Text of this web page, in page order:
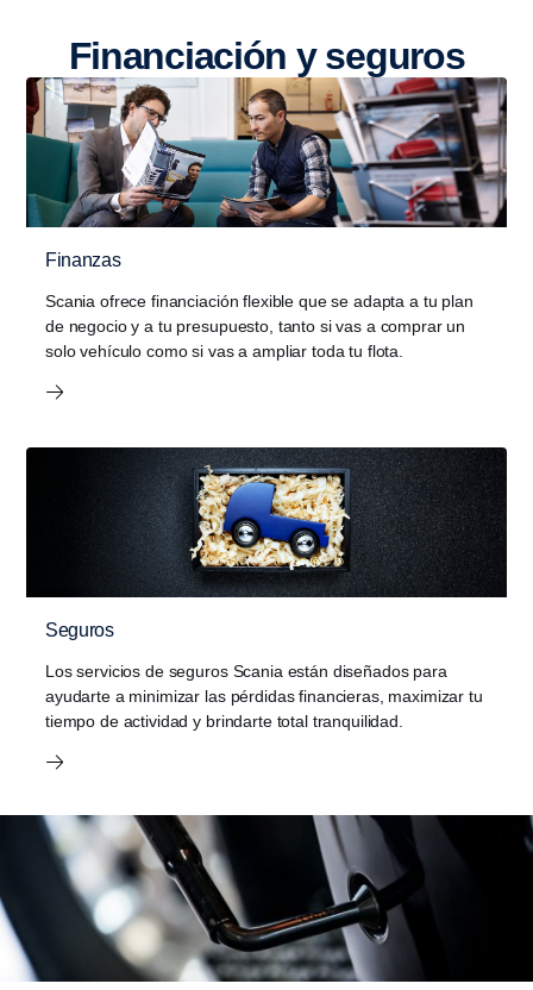
Finan­cia­ción y seguros
Finanzas
Scania ofrece financiación flexible que se adapta a tu plan
de negocio y a tu presupuesto, tanto si vas a comprar un
solo vehículo como si vas a ampliar toda tu flota.
Seguros
Los servicios de seguros Scania están diseñados para
ayudarte a minimizar las pérdidas financieras, maximizar tu
tiempo de actividad y brindarte total tranquilidad.